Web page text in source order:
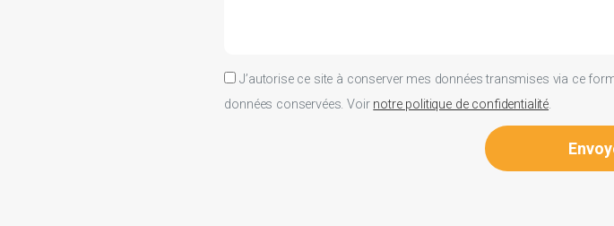
J’autorise ce site à conserver mes données transmises via ce
données conservées. Voir notre politique de confidentialité.